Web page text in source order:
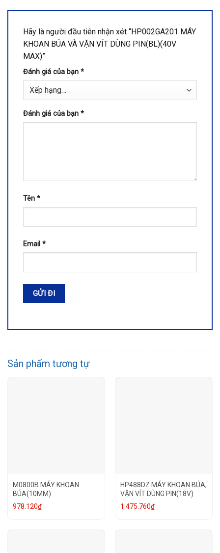
Hãy là người đầu tiên nhận xét “HP002GA201 MÁY
KHOAN BÚA VÀ VẶN VÍT DÙNG PIN(BL)(40V
MAX)”
Đánh giá của bạn *
Đánh giá của bạn *
Tên *
Email *
Sản phẩm tương tự
M0800B MÁY KHOAN
BÚA(10MM)
978.120₫
HP488DZ MÁY KHOAN BÚA,
VẶN VÍT DÙNG PIN(18V)
1.475.760₫